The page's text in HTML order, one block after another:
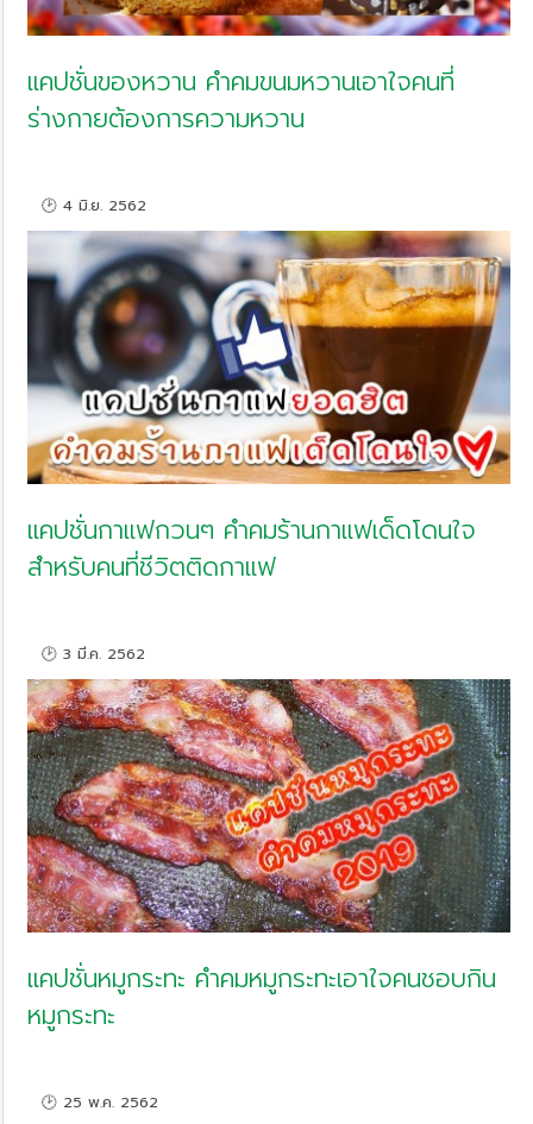
แคปชั่นของหวาน คำคมขนมหวานเอาใจคนที่
ร่างกายต้องการความหวาน
🕑 4 มิ.ย. 2562
แคปชั่นกาแฟกวนๆ คำคมร้านกาแฟเด็ดโดนใจ
สำหรับคนที่ชีวิตติดกาแฟ
🕑 3 มี.ค. 2562
แคปชั่นหมูกระทะ คำคมหมูกระทะเอาใจคนชอบกิน
หมูกระทะ
🕑 25 พ.ค. 2562